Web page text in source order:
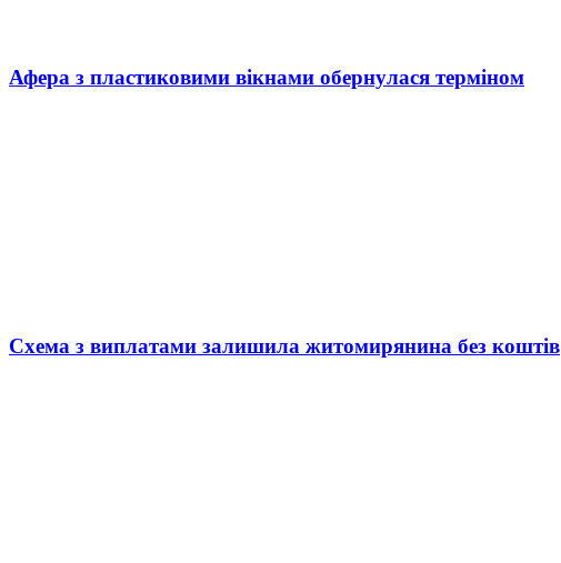
Афера з пластиковими вікнами обернулася терміном
Схема з виплатами залишила житомирянина без коштів